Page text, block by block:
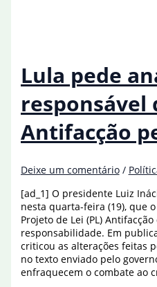
pelo
menos
quatro
mortos
Lula pede
responsável
Antifacção
Deixe um comentário /
[ad_1] O presidente Luiz
nesta quarta-feira (19), que
Projeto de Lei (PL)
responsabilidade. Em
criticou as alterações feitas
no texto enviado pelo
enfraquecem o combate ao